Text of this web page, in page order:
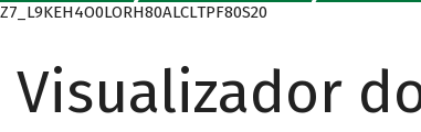
Z7_L9KEH4O0LORH80ALCLTPF80S20
Visualizador